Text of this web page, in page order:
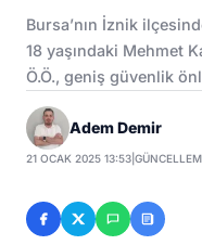
Bursa’nın İznik
18 yaşındaki Mehmet
Ö.Ö., geniş güvenlik
Adem Demir
21 OCAK 2025 13:53 |